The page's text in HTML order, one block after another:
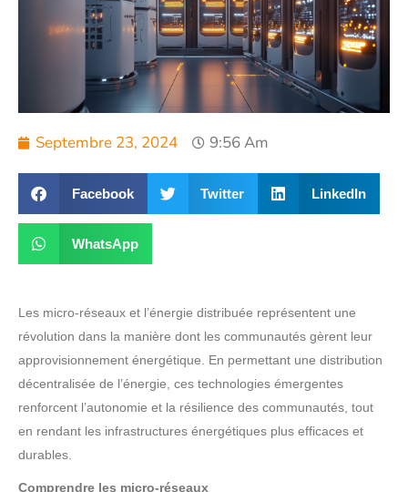
Septembre 23, 2024 9:56 Am
Facebook Twitter LinkedIn
WhatsApp
Les micro-réseaux et l’énergie distribuée représentent une
révolution dans la manière dont les communautés gèrent leur
approvisionnement énergétique. En permettant une distribution
décentralisée de l’énergie, ces technologies émergentes
renforcent l’autonomie et la résilience des communautés, tout
en rendant les infrastructures énergétiques plus efficaces et
durables.
Comprendre les micro-réseaux